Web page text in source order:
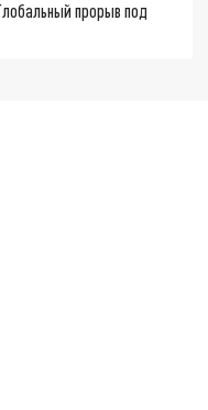
прорыв под